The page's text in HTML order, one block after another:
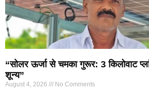
“सोलर ऊर्जा से चमका गुरूर: 3 किलोवाट
शून्य”
August 4, 2026 No Comments